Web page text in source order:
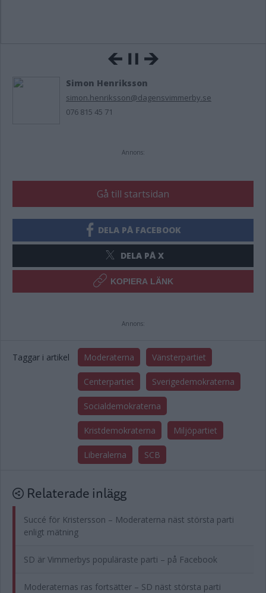
Simon Henriksson
simon.henriksson@dagensvimmerby.se
076 815 45 71
Annons:
Gå till startsidan
DELA PÅ FACEBOOK
DELA PÅ X
KOPIERA LÄNK
Annons:
Taggar i artikel Moderaterna Vänsterpartiet
Centerpartiet Sverigedemokraterna
Socialdemokraterna
Kristdemokraterna Miljöpartiet
Liberalerna SCB
Relaterade inlägg
Succé för Kristersson – Moderaterna näst största parti
enligt mätning
SD är Vimmerbys populäraste parti – på Facebook
Moderaternas ras fortsätter – SD näst största parti